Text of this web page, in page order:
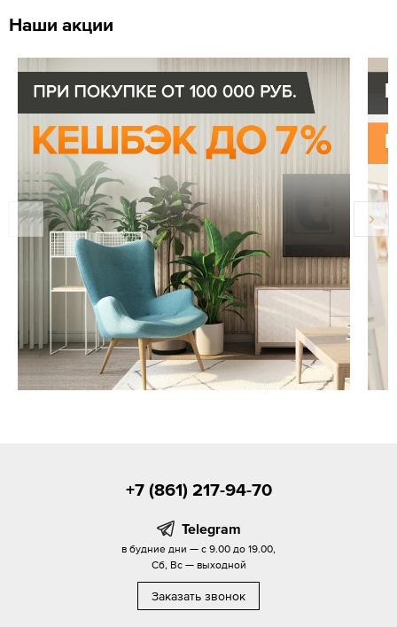
Наши акции
+7 (861) 217-94-70
Telegram
в будние дни — с 9.00 до 19.00,
Сб, Вс — выходной
Заказать звонок